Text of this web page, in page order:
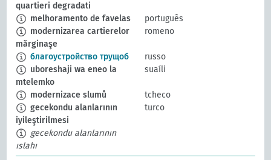
quartieri degradati
melhoramento de favelas
português
modernizarea cartierelor
mărginaşe
romeno
благоустройство трущоб
russo
uboreshaji wa eneo la
mtelemko
suaíli
modernizace slumů
tcheco
gecekondu alanlarının
iyileştirilmesi
turco
gecekondu alanlarının
ıslahı